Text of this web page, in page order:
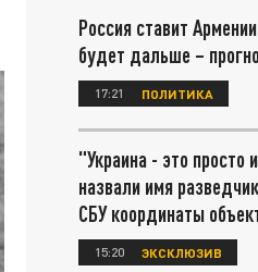
Россия ставит
будет дальше –
17:21 ПОЛИТИКА
"Украина - это просто
назвали имя
СБУ координаты
15:20 ЭКСКЛЮЗИВ